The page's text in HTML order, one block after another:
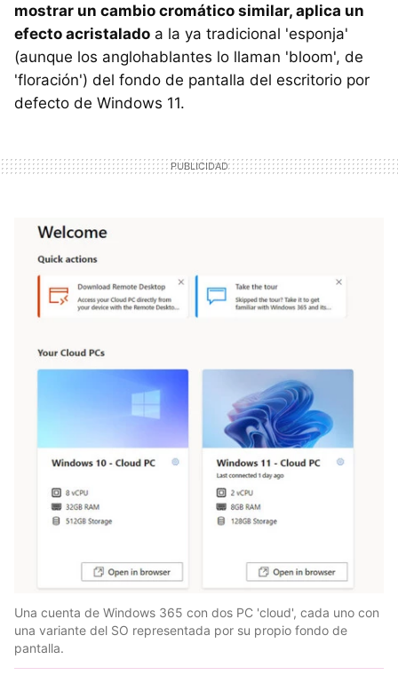
mostrar un cambio cromático similar, aplica un
efecto acristalado a la ya tradicional 'esponja'
(aunque los anglohablantes lo llaman 'bloom', de
'floración') del fondo de pantalla del escritorio por
defecto de Windows 11.
Una cuenta de Windows 365 con dos PC 'cloud', cada uno con
una variante del SO representada por su propio fondo de
pantalla.